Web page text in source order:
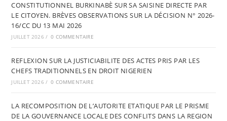
CONSTITUTIONNEL BURKINABÈ SUR SA SAISINE DIRECTE PAR
LE CITOYEN. BRÈVES OBSERVATIONS SUR LA DÉCISION N° 2026-
16/CC DU 13 MAI 2026
JUILLET 2026 / 0 COMMENTAIRE
REFLEXION SUR LA JUSTICIABILITE DES ACTES PRIS PAR LES
CHEFS TRADITIONNELS EN DROIT NIGERIEN
JUILLET 2026 / 0 COMMENTAIRE
LA RECOMPOSITION DE L’AUTORITE ETATIQUE PAR LE PRISME
DE LA GOUVERNANCE LOCALE DES CONFLITS DANS LA REGION